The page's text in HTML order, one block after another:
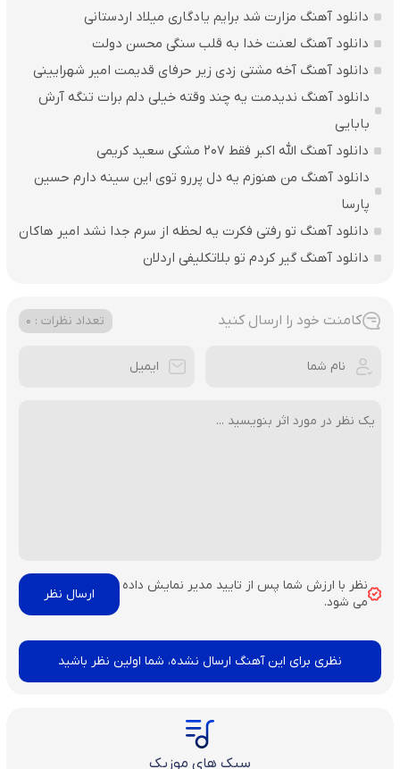
دانلود آهنگ مزارت شد برایم یادگاری میلاد اردستانی
دانلود آهنگ لعنت خدا به قلب سنگی محسن دولت
دانلود آهنگ آخه مشتی زدی زیر حرفای قدیمت امیر شهرایینی
دانلود آهنگ ندیدمت یه چند وقته خیلی دلم برات تنگه آرش
بابایی
دانلود آهنگ الله اکبر فقط 207 مشکی سعید کریمی
دانلود آهنگ من هنوزم یه دل پررو توی این سینه دارم حسین
پارسا
دانلود آهنگ تو رفتی فکرت یه لحظه از سرم جدا نشد امیر هاکان
دانلود آهنگ گیر کردم تو بلاتکلیفی اردلان
کامنت خود را ارسال کنید تعداد نظرات : 0
نظر با ارزش شما پس از تایید مدیر نمایش داده
می شود.
نظری برای این آهنگ ارسال نشده، شما اولین نظر باشید
سبک های موزیک